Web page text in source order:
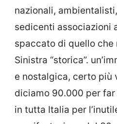
nazionali,
sedicenti associazioni
spaccato di quello che
Sinistra “storica”.
e nostalgica, certo più
diciamo 90.000 per
in tutta Italia per